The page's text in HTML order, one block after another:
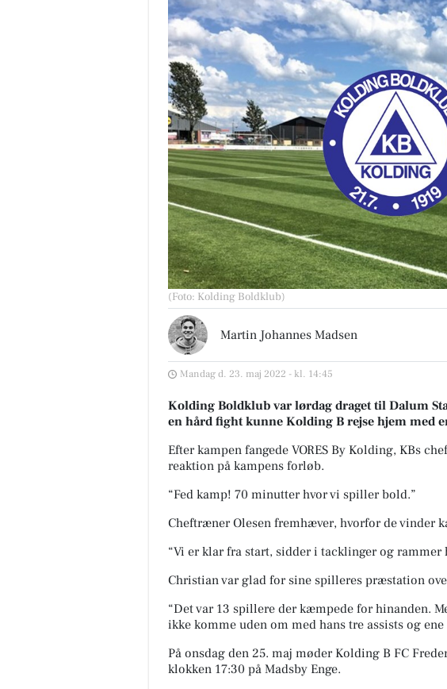
(Foto: Kolding Boldklub)
Martin Johannes Madsen
Mandag d. 23. maj 2022 - kl. 14:45
Kolding Boldklub var lørdag draget til Dalum
en hård fight kunne Kolding B rejse hjem med
Efter kampen fangede VORES By Kolding, KBs
reaktion på kampens forløb.
“Fed kamp! 70 minutter hvor vi spiller bold.”
Cheftræner Olesen fremhæver, hvorfor de vinder
“Vi er klar fra start, sidder i tacklinger og rammer
Christian var glad for sine spilleres præstation
“Det var 13 spillere der kæmpede for hinanden.
ikke komme uden om med hans tre assists og ene
På onsdag den 25. maj møder Kolding B FC
klokken 17:30 på Madsby Enge.
✨ Vi gentager succesen - ZO Skin
Health konsultationsdag hos